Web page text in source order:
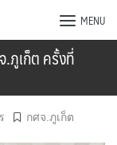
MENU
.ภูเก็ต ครั้งที่
กศจ.ภูเก็ต